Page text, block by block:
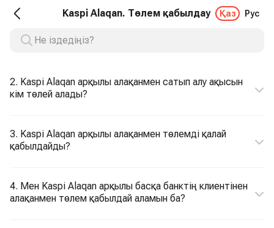
Kaspi Alaqan. Төлем қабылдау Қаз Рус
2. Kaspi Alaqan арқылы алақанмен сатып алу ақысын
кім төлей алады?
3. Kaspi Alaqan арқылы алақанмен төлемді қалай
қабылдайды?
4. Мен Kaspi Alaqan арқылы басқа банктің клиентінен
алақанмен төлем қабылдай аламын ба?